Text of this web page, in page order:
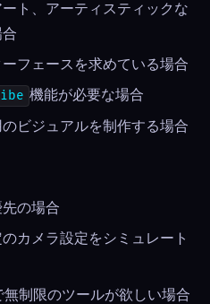
ト、アーティスティックな
フェースを求めている場合
機能が必要な場合
ビジュアルを制作する場合
の場合
カメラ設定をシミュレート
制限のツールが欲しい場合